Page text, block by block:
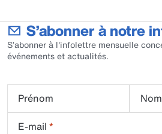
S’abonner à notre
S’abonner à l'infolettre mensuelle
événements et actualités.
Prénom
E-mail *